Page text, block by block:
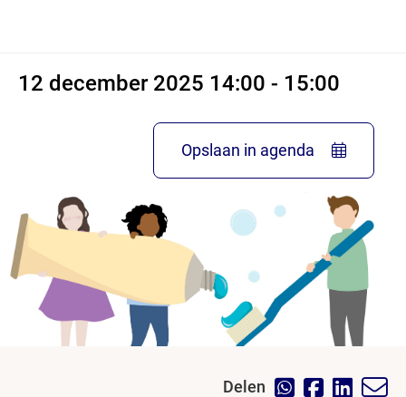
12 december 2025 14:00 - 15:00
Opslaan in agenda
Delen